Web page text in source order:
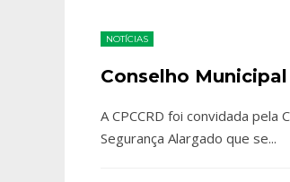
NOTÍCIAS
Conselho
A CPCCRD foi convidada pela
Segurança Alargado que se...